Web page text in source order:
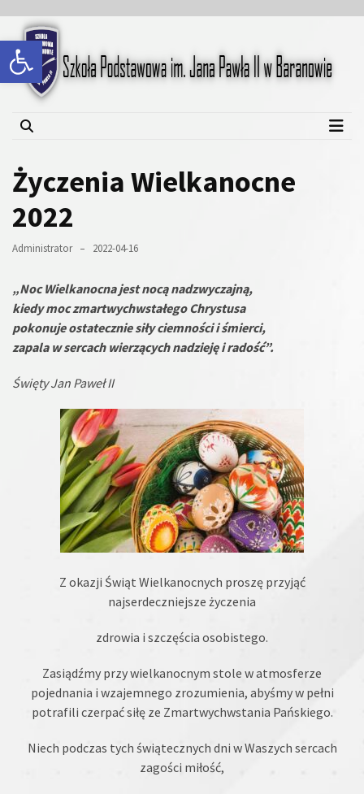
Open toolbar
content
content
Szkoła Podstawowa im.
Jana Pawła II w Baranowie
Życzenia Wielkanocne
2022
Administrator 2022-04-16
„Noc Wielkanocna jest nocą nadzwyczajną,
kiedy moc zmartwychwstałego Chrystusa
pokonuje ostatecznie siły ciemności i śmierci,
zapala w sercach wierzących nadzieję i radość”.
Święty Jan Paweł II
Z okazji Świąt Wielkanocnych proszę przyjąć
najserdeczniejsze życzenia
zdrowia i szczęścia osobistego.
Zasiądźmy przy wielkanocnym stole w atmosferze
pojednania i wzajemnego zrozumienia, abyśmy w pełni
potrafili czerpać siłę ze Zmartwychwstania Pańskiego.
Niech podczas tych świątecznych dni w Waszych sercach
zagości miłość,